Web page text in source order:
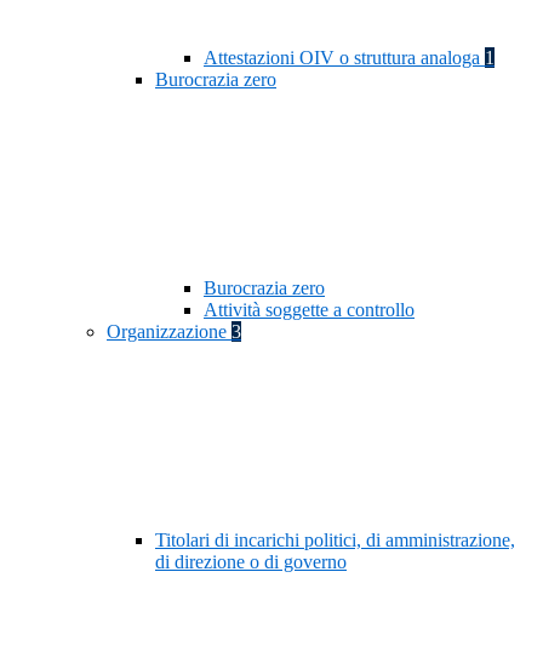
Attestazioni OIV o struttura analoga 1
Burocrazia zero
Burocrazia zero
Attività soggette a controllo
Organizzazione 3
Titolari di incarichi politici, di amministrazione,
di direzione o di governo